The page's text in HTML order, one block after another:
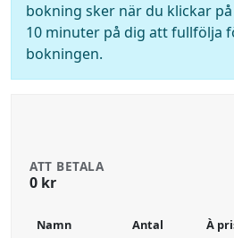
bokning sker när du klickar på
10 minuter på dig att fullfölja
bokningen.
ATT BETALA
0 kr
Namn Antal À